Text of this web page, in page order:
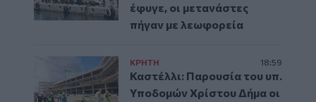
έφυγε, οι μετανάστες
πήγαν με λεωφορεία
ΚΡΗΤΗ 18:59
Καστέλλι: Παρουσία του υπ.
Υποδομών Χρίστου Δήμα οι